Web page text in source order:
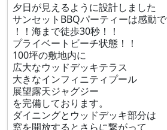
夕日が見えるように設計しました
サンセットBBQパーティーは感動
！！海まで徒歩30秒！！
プライベートビーチ状態！！
100坪の敷地内に
広大なウッドデッキテラス
大きなインフィニティプール
展望露天ジャグジー
を完備しております。
ダイニングとウッドデッキ部分は
窓を開放するとさらに繋がって